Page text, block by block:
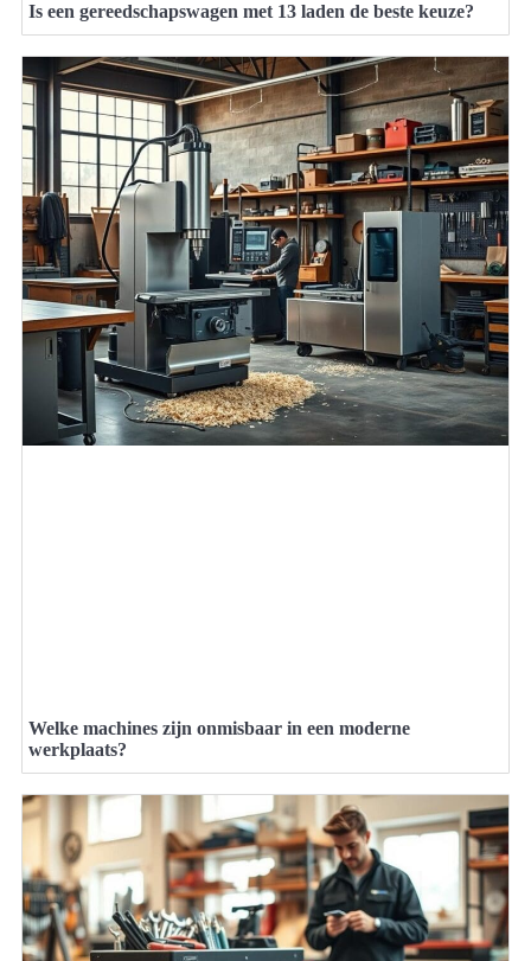
Is een gereedschapswagen met 13 laden de beste keuze?
Welke machines zijn onmisbaar in een moderne
werkplaats?